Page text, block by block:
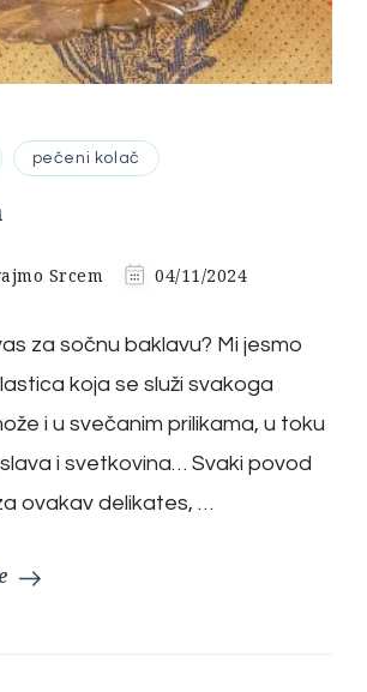
pečeni kolač
Srcem 04/11/2024
za sočnu baklavu? Mi jesmo
koja se služi svakoga
i u svečanim prilikama, u toku
i svetkovina… Svaki povod
ovakav delikates, …